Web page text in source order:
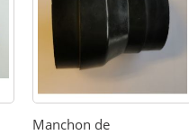
Manchon de